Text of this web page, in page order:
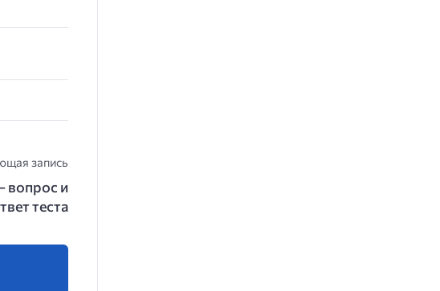
запись
вопрос и
теста